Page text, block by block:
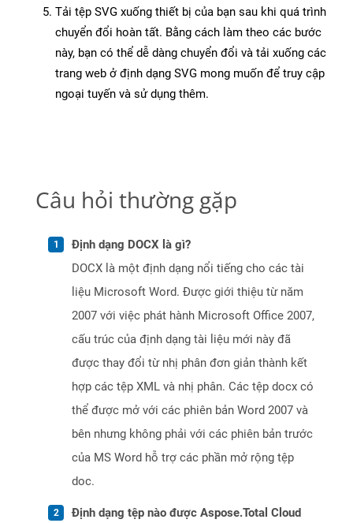
Tải tệp SVG xuống thiết bị của bạn sau khi quá trình
chuyển đổi hoàn tất. Bằng cách làm theo các bước
này, bạn có thể dễ dàng chuyển đổi và tải xuống các
trang web ở định dạng SVG mong muốn để truy cập
ngoại tuyến và sử dụng thêm.
Câu hỏi thường gặp
Định dạng DOCX là gì?
DOCX là một định dạng nổi tiếng cho các tài
liệu Microsoft Word. Được giới thiệu từ năm
2007 với việc phát hành Microsoft Office 2007,
cấu trúc của định dạng tài liệu mới này đã
được thay đổi từ nhị phân đơn giản thành kết
hợp các tệp XML và nhị phân. Các tệp docx có
thể được mở với các phiên bản Word 2007 và
bên nhưng không phải với các phiên bản trước
của MS Word hỗ trợ các phần mở rộng tệp
doc.
Định dạng tệp nào được Aspose.Total Cloud